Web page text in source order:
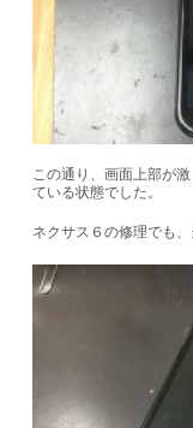
この通り、画面上部が
ている状態でした。
ネクサス６の修理でも